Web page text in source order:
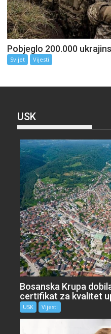
Pobjeglo 200.000
Svijet Vijesti
USK
Bosanska Krupa
certifikat za kvalitet
USK Vijesti